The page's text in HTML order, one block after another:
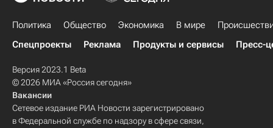
Политика Общество Экономика В мире
Спецпроекты
Реклама Продукты и сервисы Пресс-
Версия 2023.1 Beta
© 2026 МИА «Россия сегодня»
Вакансии
Сетевое издание РИА Новости зарегистрировано
в Федеральной службе по надзору в сфере связи,